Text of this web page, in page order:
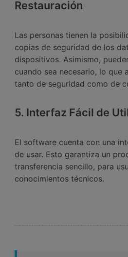
Restauración
Las personas tienen la
copias de seguridad de los
dispositivos.󠀲󠀡󠀤󠀥󠀠󠀤󠀡󠀤󠀡󠀳󠀰 Asimismo,
cuando sea necesario, lo que
tanto de seguridad como de
5. Interfaz Fácil de
El software cuenta con una
de usar.󠀲󠀡󠀤󠀥󠀠󠀤󠀡󠀤󠀤󠀳󠀰 Esto garantiza un
transferencia sencillo, para
conocimientos técnicos.